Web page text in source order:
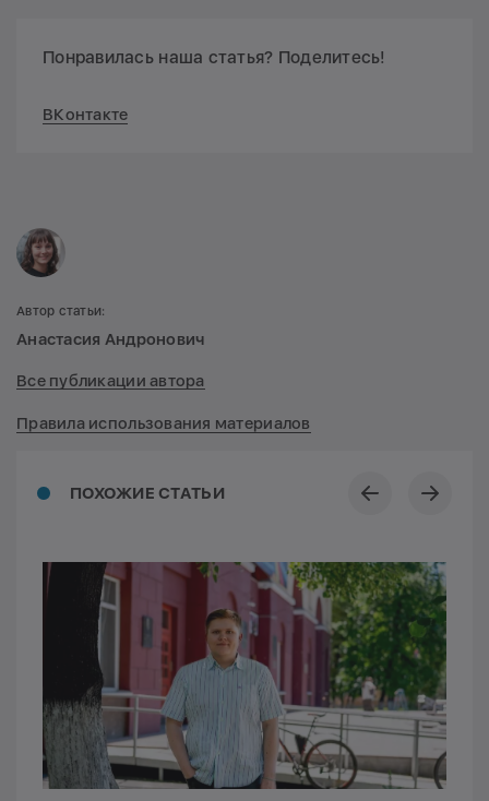
Понравилась наша статья? Поделитесь!
ВКонтакте
ПОХОЖИЕ СТАТЬИ
Автор статьи:
Анастасия Андронович
Все публикации автора
Правила использования материалов